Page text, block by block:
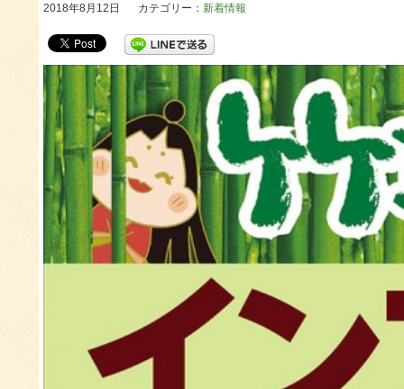
2018年8月12日 カテゴリー： 新着情報